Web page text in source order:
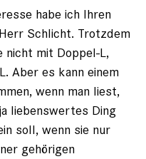
habe ich Ihren
Schlicht. Trotzdem
nicht mit Doppel-L,
Aber es kann einem
wenn man liest,
liebenswertes Ding
soll, wenn sie nur
gehörigen